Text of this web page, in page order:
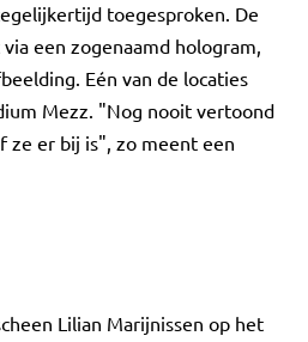
toegesproken. De
een zogenaamd hologram,
Eén van de locaties
Mezz. "Nog nooit vertoond
ze er bij is", zo meent een
Lilian Marijnissen op het